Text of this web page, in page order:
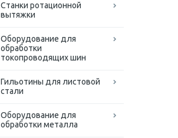
Станки ротационной
вытяжки
Оборудование для
обработки
токопроводящих шин
Гильотины для листовой
стали
Оборудование для
обработки металла